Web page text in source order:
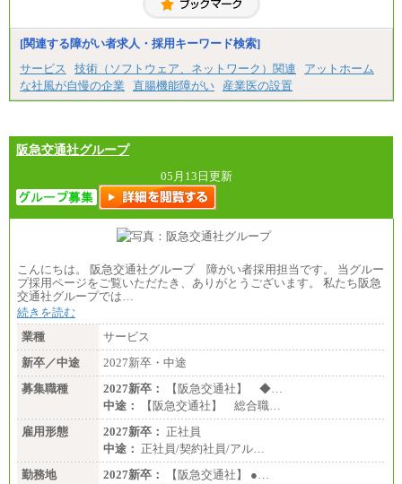
[関連する障がい者求人・採用キーワード検索]
サービス
技術（ソフトウェア、ネットワーク）関連
アットホーム
な社風が自慢の企業
直腸機能障がい 産業医の設置
阪急交通社グループ
05月13日更新
こんにちは。 阪急交通社グループ 障がい者採用担当です。 当グルー
プ採用ページをご覧いただたき、ありがとうございます。 私たち阪急
交通社グループでは…
続きを読む
業種
サービス
新卒／中途
2027新卒・中途
募集職種
2027新卒：
【阪急交通社】 ◆…
中途：
【阪急交通社】 総合職…
雇用形態
2027新卒： 正社員
中途： 正社員/契約社員/アル…
勤務地
2027新卒：
【阪急交通社】 ●…